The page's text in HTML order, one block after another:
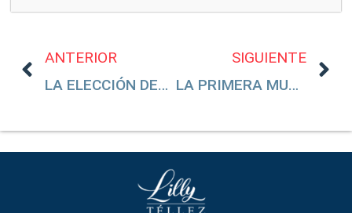
ANTERIOR
LA ELECCIÓN DEL EDOMEX MERECE UNA AUTOCRÍTICA
SIGUIENTE
LA PRIMERA MUJER PRESIDENTA DE MÉXICO NO DEBE SER TÍTERE DE NADIE